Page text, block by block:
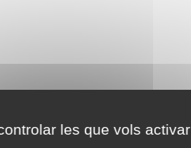
les que vols activar